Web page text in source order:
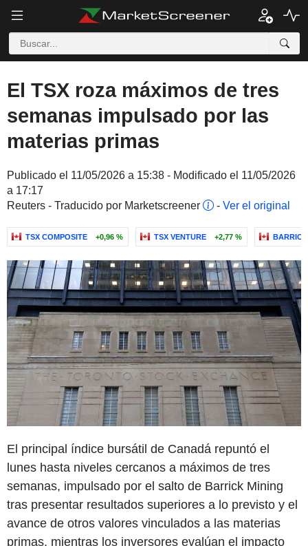
El TSX roza máximos de tres
semanas impulsado por las
materias primas
Publicado el 11/05/2026 a 15:38 - Modificado el 11/05/2026
a 17:17
Reuters - Traducido por Marketscreener
- Ver el original
TSX COMPOSITE +0,96 % TSX VENTURE +2,77 %
El principal índice bursátil de Canadá repuntó el
lunes hasta niveles cercanos a máximos de tres
semanas, impulsado por el salto de Barrick Mining
tras presentar resultados superiores a lo previsto y el
avance de otros valores vinculados a las materias
primas, mientras los inversores evalúan el impacto